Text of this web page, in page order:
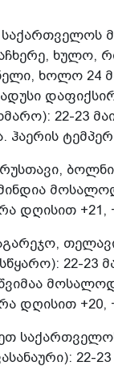
ხულო,
ხოლო 24
22-23
ჰაერის
დღისით +21,
22-23
დღისით +20,
22-